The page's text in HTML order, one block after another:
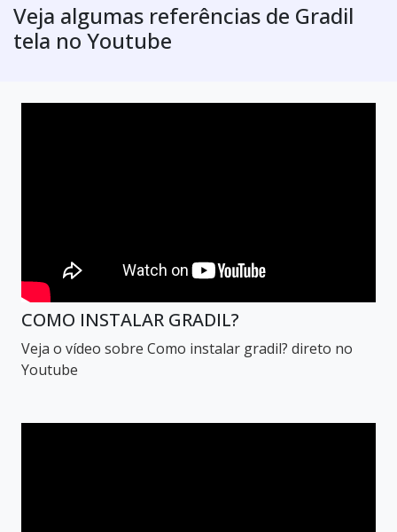
Veja algumas referências de Gradil
tela no Youtube
COMO INSTALAR GRADIL?
Veja o vídeo sobre Como instalar gradil? direto no
Youtube